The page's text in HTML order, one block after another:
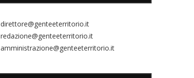
direttore@genteeterritorio.it
redazione@genteeterritorio.it
amministrazione@genteeterritorio.it